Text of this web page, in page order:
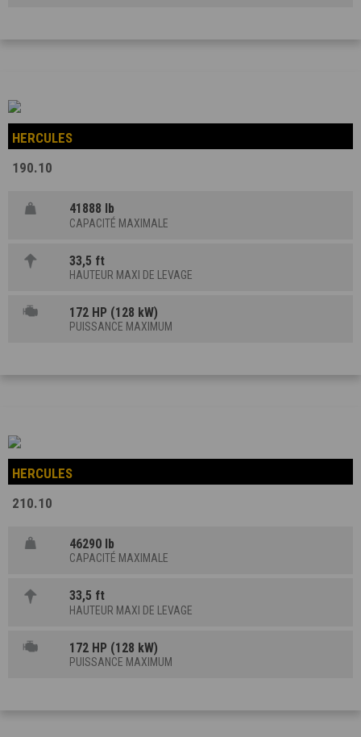
HERCULES
190.10
41888 lb
CAPACITÉ MAXIMALE
33,5 ft
HAUTEUR MAXI DE LEVAGE
172 HP (128 kW)
PUISSANCE MAXIMUM
HERCULES
210.10
46290 lb
CAPACITÉ MAXIMALE
33,5 ft
HAUTEUR MAXI DE LEVAGE
172 HP (128 kW)
PUISSANCE MAXIMUM